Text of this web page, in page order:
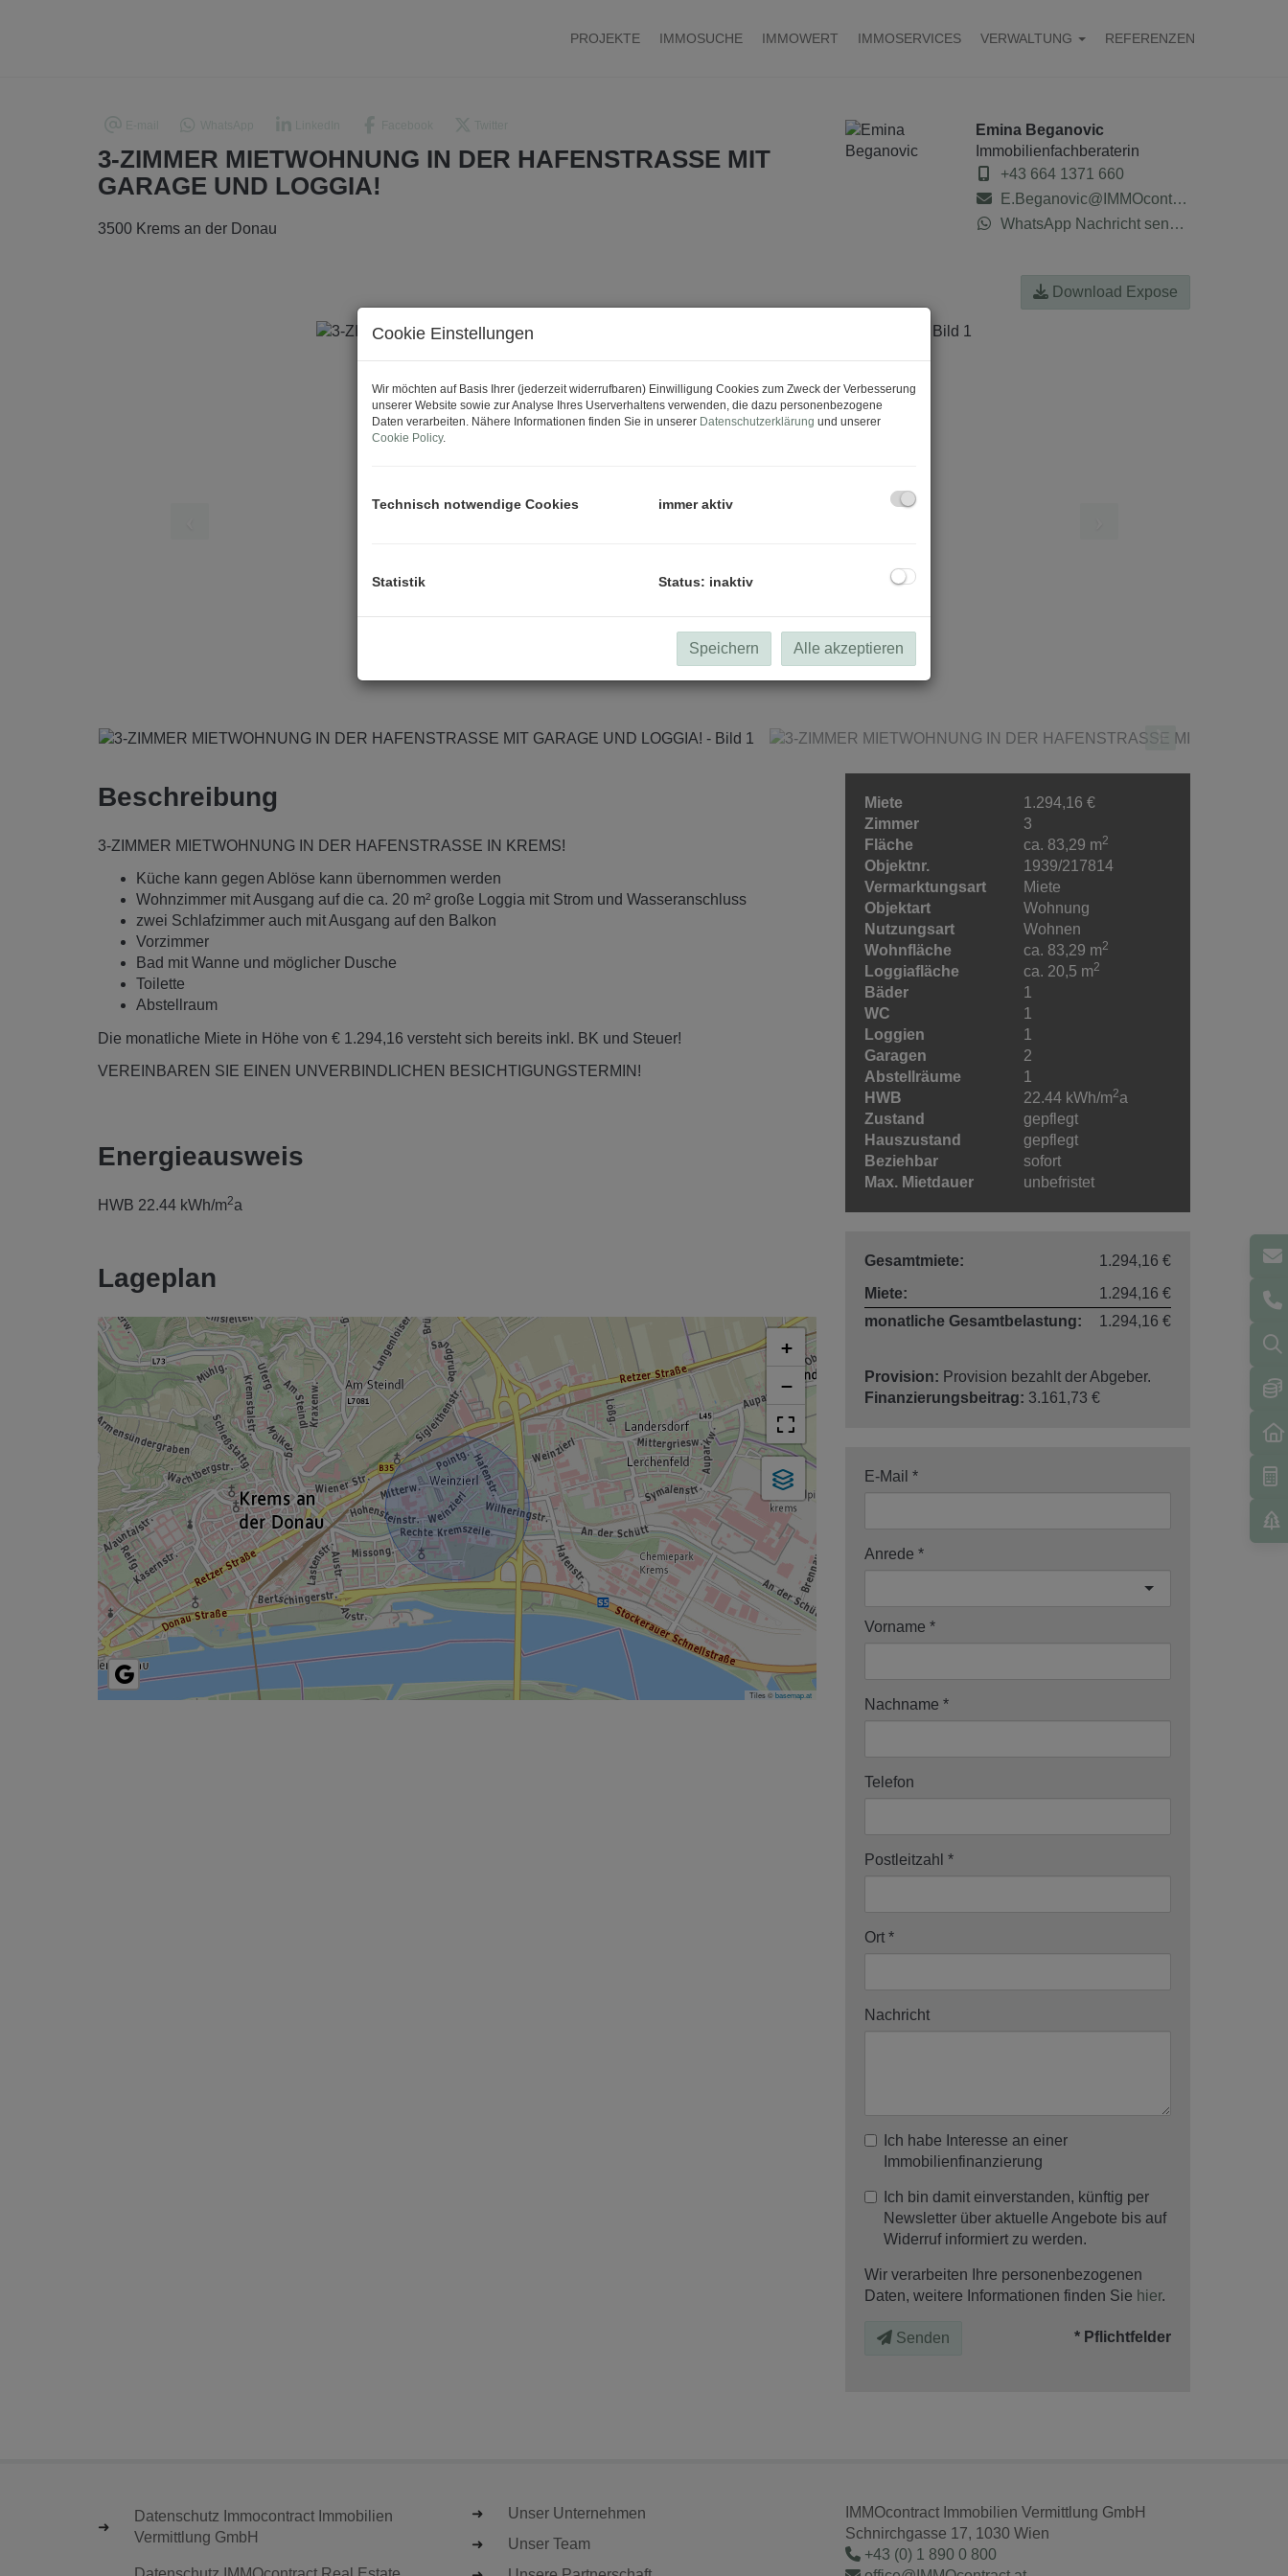
PROJEKTE IMMOSUCHE IMMOWERT IMMOSERVICES VERWALTUNG REFERENZEN
3-ZIMMER MIETWOHNUNG IN DER HAFENSTRASSE MIT
GARAGE UND LOGGIA!
3500 Krems an der Donau
Emina Beganovic
Immobilienfachberaterin
+43 664 1371 660
E.Beganovic@IMMOcontract.at
WhatsApp Nachricht senden
Download Expose
Beschreibung
3-ZIMMER MIETWOHNUNG IN DER HAFENSTRASSE IN KREMS!
Küche kann gegen Ablöse kann übernommen werden
Wohnzimmer mit Ausgang auf die ca. 20 m² große Loggia mit Strom und Wasseranschluss
zwei Schlafzimmer auch mit Ausgang auf den Balkon
Vorzimmer
Bad mit Wanne und möglicher Dusche
Toilette
Abstellraum
Die monatliche Miete in Höhe von € 1.294,16 versteht sich bereits inkl. BK und Steuer!
VEREINBAREN SIE EINEN UNVERBINDLICHEN BESICHTIGUNGSTERMIN!
Energieausweis
HWB 22.44 kWh/m2a
Lageplan
+
−
Tiles ©basemap.at
Miete
1.294,16 €
Zimmer
3
Fläche
ca. 83,29 m2
Objektnr.
1939/217814
Vermarktungsart
Miete
Objektart
Wohnung
Nutzungsart
Wohnen
Wohnfläche
ca. 83,29 m2
Loggiafläche ca. 20,5 m2
Bäder
1
WC
1
Loggien
1
Garagen
2
Abstellräume
1
HWB
22.44 kWh/m2a
Zustand
gepflegt
Hauszustand
gepflegt
Beziehbar
sofort
Max. Mietdauer
unbefristet
Gesamtmiete:
1.294,16 €
Miete:
1.294,16 €
monatliche Gesamtbelastung:
1.294,16 €
Provision: Provision bezahlt der Abgeber.
Finanzierungsbeitrag: 3.161,73 €
E-Mail
Anrede
Vorname
Nachname
Telefon
Postleitzahl
Ort
Nachricht
Ich habe Interesse an einer
Immobilienfinanzierung
Ich bin damit einverstanden, künftig per
Newsletter über aktuelle Angebote bis auf
Widerruf informiert zu werden.
Wir verarbeiten Ihre personenbezogenen
Daten, weitere Informationen finden Sie hier.
Senden * Pflichtfelder
Datenschutz Immocontract Immobilien
Vermittlung GmbH
Unser Unternehmen
Unser Team
IMMOcontract Immobilien Vermittlung GmbH
Schnirchgasse 17, 1030 Wien
+43 (0) 1 890 0 800
Cookie Einstellungen
Wir möchten auf Basis Ihrer (jederzeit widerrufbaren) Einwilligung Cookies zum Zweck der Verbesserung
unserer Website sowie zur Analyse Ihres Userverhaltens verwenden, die dazu personenbezogene
Daten verarbeiten. Nähere Informationen finden Sie in unserer Datenschutzerklärung und unserer
Cookie Policy.
Technisch notwendige Cookies immer aktiv
Statistik Status: inaktiv
Speichern Alle akzeptieren